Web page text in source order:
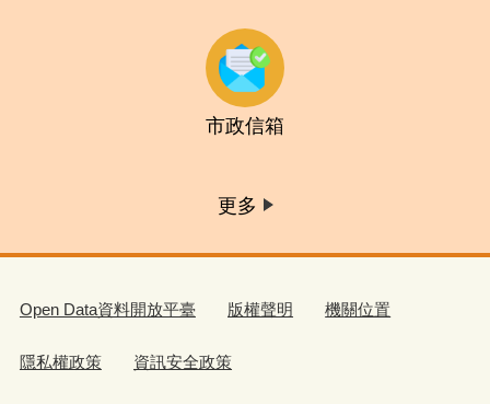
市政信箱
更多
Open Data資料開放平臺 版權聲明 機關位置
隱私權政策 資訊安全政策